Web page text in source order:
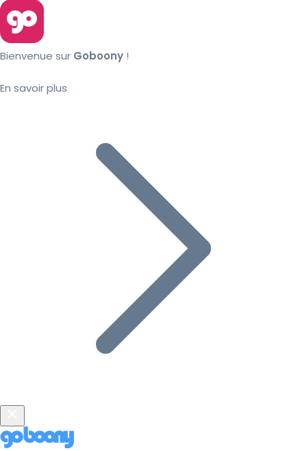
Bienvenue sur Goboony !
En savoir plus